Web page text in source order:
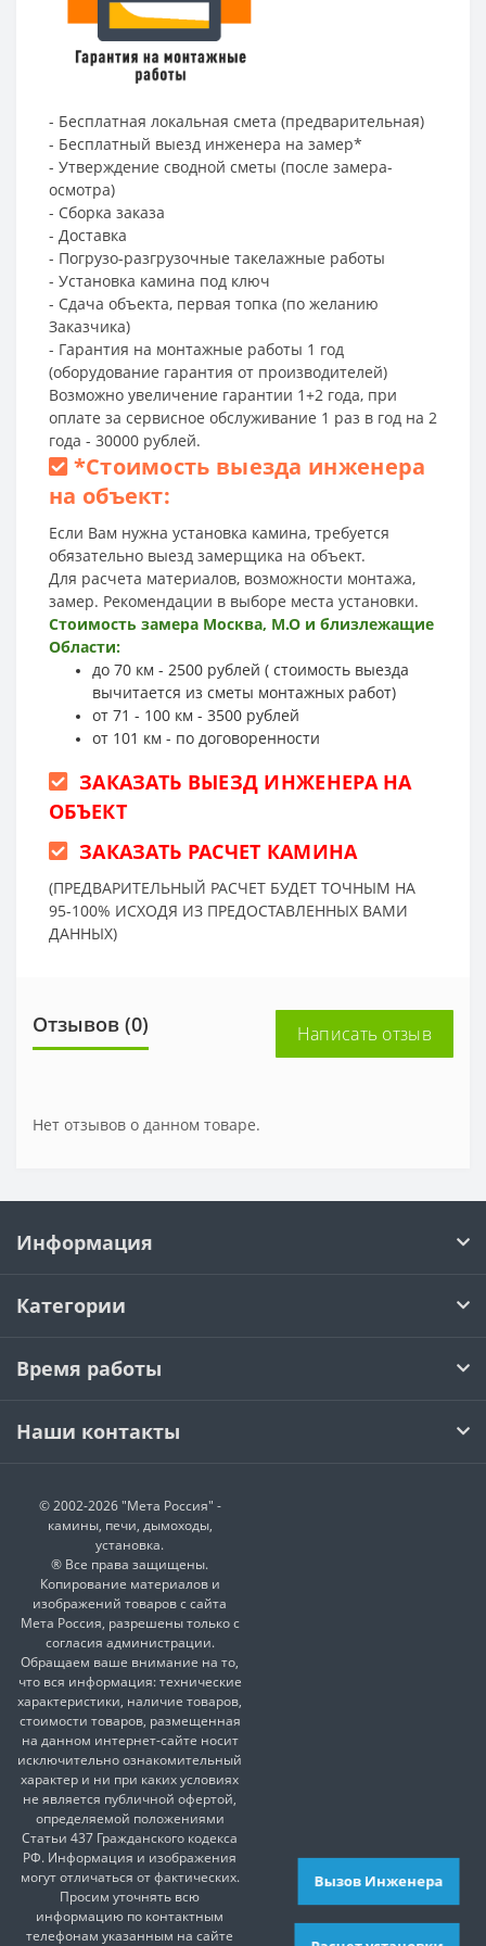
- Бесплатная локальная смета (предварительная)
- Бесплатный выезд инженера на замер*
- Утверждение сводной сметы (после замера-
осмотра)
- Сборка заказа
- Доставка
- Погрузо-разгрузочные такелажные работы
- Установка камина под ключ
- Сдача объекта, первая топка (по желанию
Заказчика)
- Гарантия на монтажные работы 1 год
(оборудование гарантия от производителей)
Возможно увеличение гарантии 1+2 года, при
оплате за сервисное обслуживание 1 раз в год на 2
года - 30000 рублей.
*Стоимость выезда инженера
на объект:
Если Вам нужна установка камина, требуется
обязательно выезд замерщика на объект.
Для расчета материалов, возможности монтажа,
замер. Рекомендации в выборе места установки.
Стоимость замера Москва, М.О и близлежащие
Области:
до 70 км - 2500 рублей ( стоимость выезда
вычитается из сметы монтажных работ)
от 71 - 100 км - 3500 рублей
от 101 км - по договоренности
ЗАКАЗАТЬ ВЫЕЗД ИНЖЕНЕРА НА
ОБЪЕКТ
ЗАКАЗАТЬ РАСЧЕТ КАМИНА
(ПРЕДВАРИТЕЛЬНЫЙ РАСЧЕТ БУДЕТ ТОЧНЫМ НА
95-100% ИСХОДЯ ИЗ ПРЕДОСТАВЛЕННЫХ ВАМИ
ДАННЫХ)
Отзывов (0) Написать отзыв
Нет отзывов о данном товаре.
Информация
Категории
Время работы
Наши контакты
© 2002-2026 "Мета Россия" -
камины, печи, дымоходы,
установка.
® Все права защищены.
Копирование материалов и
изображений товаров с сайта
Мета Россия, разрешены только с
согласия администрации.
Обращаем ваше внимание на то,
что вся информация: технические
характеристики, наличие товаров,
стоимости товаров, размещенная
на данном интернет-сайте носит
исключительно ознакомительный
характер и ни при каких условиях
не является публичной офертой,
определяемой положениями
Статьи 437 Гражданского кодекса
РФ. Информация и изображения
могут отличаться от фактических.
Просим уточнять всю
информацию по контактным
телефонам указанным на сайте
Вызов Инженера